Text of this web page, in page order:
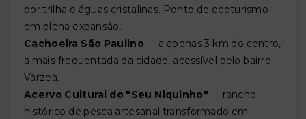
por trilha e águas cristalinas. Ponto de ecoturismo
em plena expansão.
Cachoeira São Paulino — a apenas 3 km do centro,
a mais frequentada da cidade, acessível pelo bairro
Várzea.
Acervo Cultural do "Seu Niquinho" — rancho
histórico de pesca artesanal transformado em